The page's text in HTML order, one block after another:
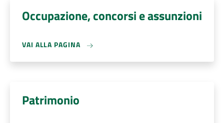
Occupazione, concorsi e assunzioni
VAI ALLA PAGINA
Patrimonio